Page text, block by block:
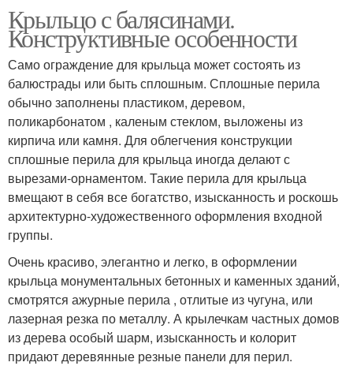
Крыльцо с балясинами.
Конструктивные особенности
Само ограждение для крыльца может состоять из
балюстрады или быть сплошным. Сплошные перила
обычно заполнены пластиком, деревом,
поликарбонатом , каленым стеклом, выложены из
кирпича или камня. Для облегчения конструкции
сплошные перила для крыльца иногда делают с
вырезами-орнаментом. Такие перила для крыльца
вмещают в себя все богатство, изысканность и роскошь
архитектурно-художественного оформления входной
группы.
Очень красиво, элегантно и легко, в оформлении
крыльца монументальных бетонных и каменных зданий,
смотрятся ажурные перила , отлитые из чугуна, или
лазерная резка по металлу. А крылечкам частных домов
из дерева особый шарм, изысканность и колорит
придают деревянные резные панели для перил.